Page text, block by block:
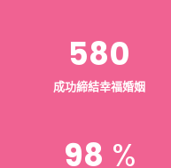
580
成功締結幸福婚姻
98 %